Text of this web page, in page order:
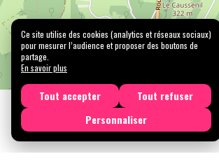
Ce site utilise des cookies (analytics et réseaux sociaux)
pour mesurer l’audience et proposer des boutons de
partage.
En savoir plus
Tout accepter
Tout refuser
Personnaliser